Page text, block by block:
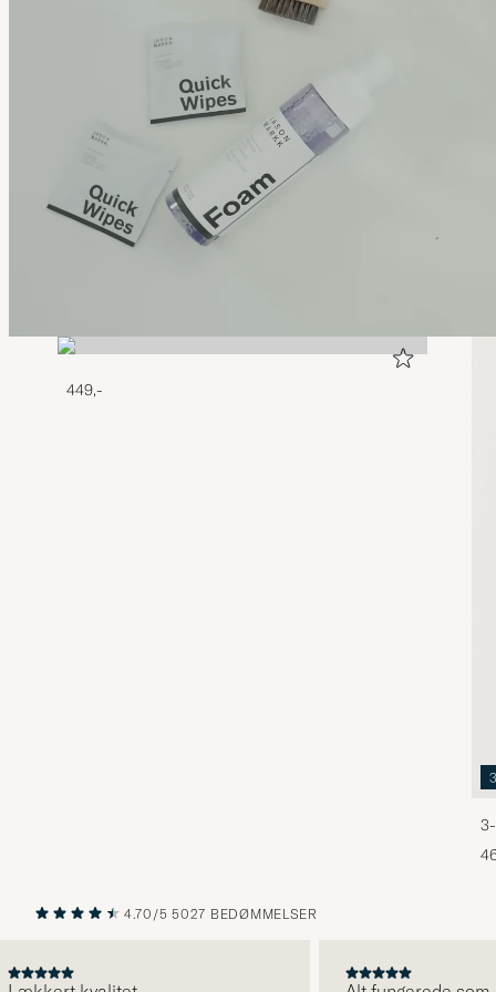
449,-
NÆSTE
4.70/5 5027 BEDØMMELSER